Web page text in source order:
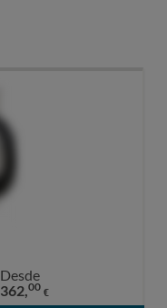
Desde
362,00 €